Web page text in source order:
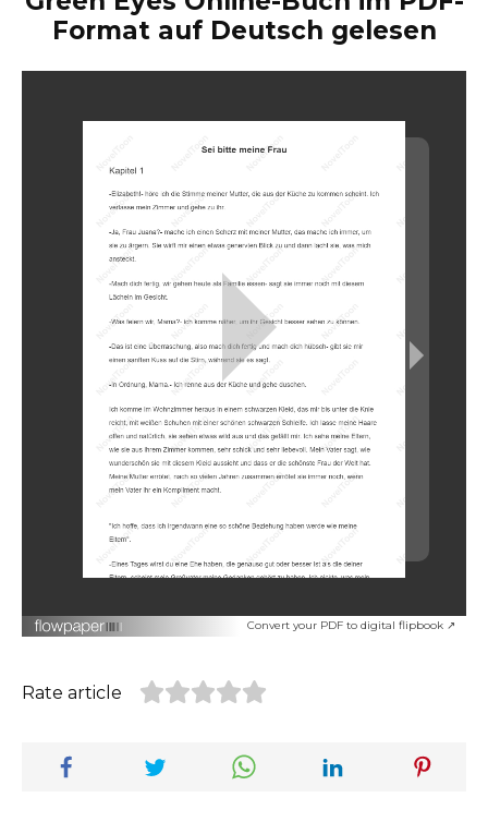
Format auf Deutsch gelesen
Convert your PDF to digital flipbook ↗
Rate article